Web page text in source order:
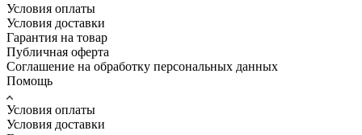
Условия оплаты
Условия доставки
Гарантия на товар
Публичная оферта
Соглашение на обработку персональных данных
Помощь
Условия оплаты
Условия доставки